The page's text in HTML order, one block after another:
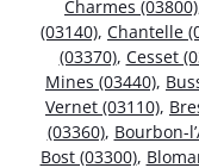
Charmes (03800)
(03140), Chantelle
(03370), Cesset
Mines (03440),
Vernet (03110),
(03360), Bourbon-
Bost (03300),